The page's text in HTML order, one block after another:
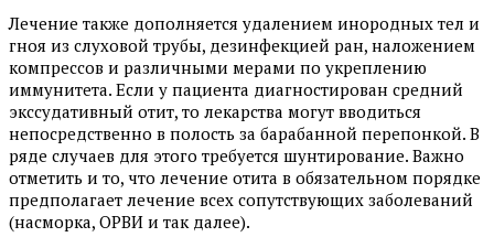
Лечение также дополняется удалением инородных тел и
гноя из слуховой трубы, дезинфекцией ран, наложением
компрессов и различными мерами по укреплению
иммунитета. Если у пациента диагностирован средний
экссудативный отит, то лекарства могут вводиться
непосредственно в полость за барабанной перепонкой. В
ряде случаев для этого требуется шунтирование. Важно
отметить и то, что лечение отита в обязательном порядке
предполагает лечение всех сопутствующих заболеваний
(насморка, ОРВИ и так далее).